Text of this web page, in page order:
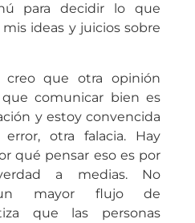
para decidir lo que
ideas y juicios sobre
creo que otra opinión
comunicar bien es
y estoy convencida
otra falacia. Hay
qué pensar eso es por
a medias. No
un mayor flujo de
que las personas